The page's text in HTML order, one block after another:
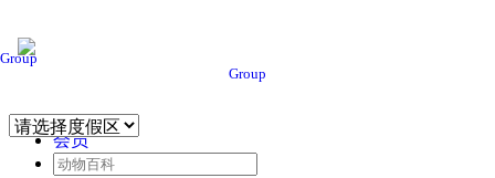
会员
Group
Group